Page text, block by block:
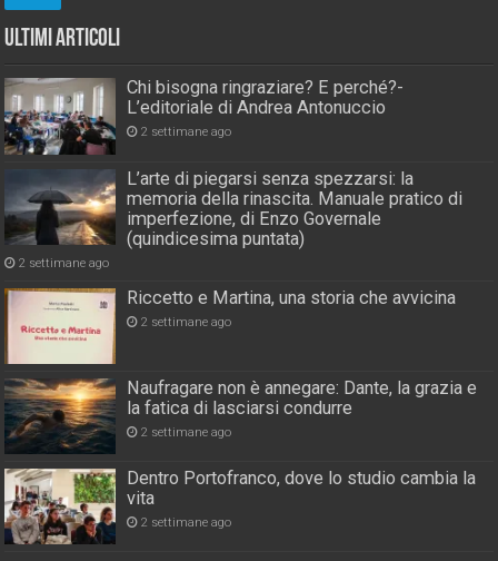
Ultimi Articoli
Chi bisogna ringraziare? E perché?-
L’editoriale di Andrea Antonuccio
2 settimane ago
L’arte di piegarsi senza spezzarsi: la
memoria della rinascita. Manuale pratico di
imperfezione, di Enzo Governale
(quindicesima puntata)
2 settimane ago
Riccetto e Martina, una storia che avvicina
2 settimane ago
Naufragare non è annegare: Dante, la grazia e
la fatica di lasciarsi condurre
2 settimane ago
Dentro Portofranco, dove lo studio cambia la
vita
2 settimane ago